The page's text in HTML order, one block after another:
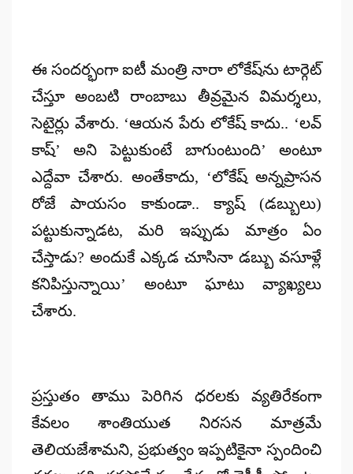
ఈ సందర్భంగా ఐటీ మంత్రి నారా లోకేష్‌ను టార్గెట్
చేస్తూ అంబటి రాంబాబు తీవ్రమైన విమర్శలు,
సెటైర్లు వేశారు. ‘ఆయన పేరు లోకేష్ కాదు.. ‘లవ్
కాష్’ అని పెట్టుకుంటే బాగుంటుంది’ అంటూ
ఎద్దేవా చేశారు. అంతేకాదు, ‘లోకేష్ అన్నప్రాసన
రోజే పాయసం కాకుండా.. క్యాష్ (డబ్బులు)
పట్టుకున్నాడట, మరి ఇప్పుడు మాత్రం ఏం
చేస్తాడు? అందుకే ఎక్కడ చూసినా డబ్బు వసూళ్లే
కనిపిస్తున్నాయి’ అంటూ ఘాటు వ్యాఖ్యలు
చేశారు.
ప్రస్తుతం తాము పెరిగిన ధరలకు వ్యతిరేకంగా
కేవలం శాంతియుత నిరసన మాత్రమే
తెలియజేశామని, ప్రభుత్వం ఇప్పటికైనా స్పందించి